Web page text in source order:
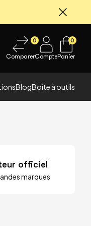
0
ComparerCompte
0
Panier
BlogBoîte à outils
officiel
marques